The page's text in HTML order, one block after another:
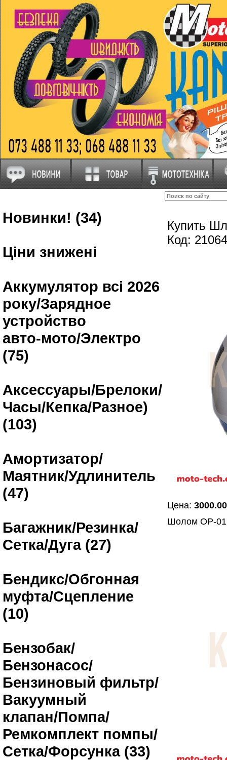
Новинки! (34)
Ціни знижені
Аккумулятор всі 2026
року/Зарядное
устройство
авто-мото/Электро
(75)
Аксессуары/Брелоки/
Часы/Кепка/Разное)
(103)
Амортизатор/
Маятник/Удлинитель
(47)
Багажник/Резинка/
Сетка/Дуга (27)
Бендикс/Обгонная
муфта/Сцепление
(10)
Бензобак/
Бензонасос/
Бензиновый фильтр/
Вакуумный
клапан/Помпа/
Ремкомплект помпы/
Сетка/Форсунка (33)
Купить
Код:
Цена: 3000.00
Шолом OP-